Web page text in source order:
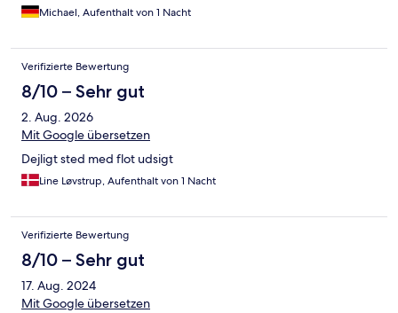
Michael, Aufenthalt von 1 Nacht
Verifizierte Bewertung
8/10 – Sehr gut
2. Aug. 2026
Mit Google übersetzen
Dejligt sted med flot udsigt
Line Løvstrup, Aufenthalt von 1 Nacht
Verifizierte Bewertung
8/10 – Sehr gut
17. Aug. 2024
Mit Google übersetzen